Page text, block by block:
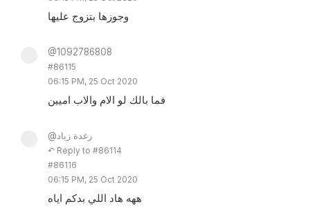
وجوزها بتزوج عليها
@1092786808
#86115
06:15 PM, 25 Oct 2020
فما بالك لو الام والاب اميين
@رغدة زياد
↶ Reply to #86114
#86116
06:15 PM, 25 Oct 2020
ههه هاد اللي بدكم اياه